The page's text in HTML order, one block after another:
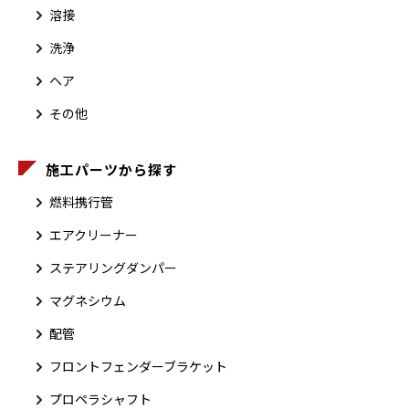
溶接
洗浄
ヘア
その他
施工パーツから探す
燃料携行管
エアクリーナー
ステアリングダンパー
マグネシウム
配管
フロントフェンダーブラケット
プロペラシャフト